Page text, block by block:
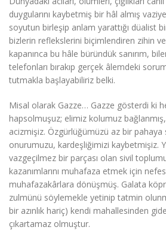
duygularını kaybetmiş bir hâl almış
soyutun birleşip anlam yarattığı düalist
bizlerin reflekslerini biçimlendiren zihin
kapanınca bu hâle büründük sanırım,
telefonları bırakıp gerçek âlemdeki
tutmakla başlayabiliriz belki.
Misal olarak Gazze… Gazze gösterdi ki
hapsolmuşuz; elimiz kolumuz
acizmişiz. Özgürlüğümüzü az bir pahaya
onurumuzu, kardeşliğimizi kaybetmişiz.
vazgeçilmez bir parçası olan sivil
kazanımlarını muhafaza etmek için
muhafazakârlara dönüşmüş. Galata
zulmünü söylemekle yetinip tatmin
bir azınlık hariç) kendi mahallesinden
çıkartamaz olmuştur.